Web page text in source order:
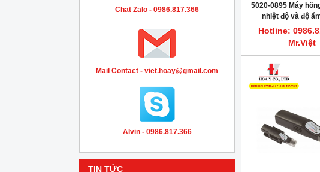
Chat Zalo - 0986.817.366
Mail Contact - viet.hoay@gmail.com
Alvin - 0986.817.366
TIN TỨC
5020-0895 Máy
nhiệt độ và độ
DOSTMANN
Hotline:
Mr.Việt